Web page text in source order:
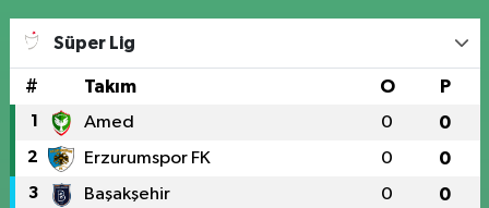
Süper Lig
# Takım O P
1 Amed 0 0
2 Erzurumspor FK 0 0
3 Başakşehir 0 0